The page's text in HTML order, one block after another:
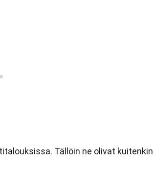
Tällöin ne olivat kuitenkin